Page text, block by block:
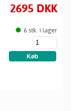
2695 DKK
6 stk. i lager